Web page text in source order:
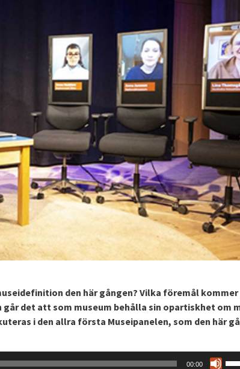
den här gången? Vilka föremål kommer
det att som museum behålla sin opartiskhet om
i den allra första Museipanelen, som den här
00:00